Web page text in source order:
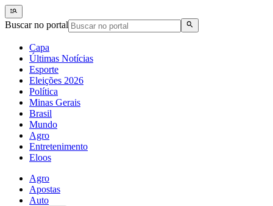
Buscar no portal
Capa
Últimas Notícias
Esporte
Eleições 2026
Política
Minas Gerais
Brasil
Mundo
Agro
Entretenimento
Eloos
Agro
Apostas
Auto